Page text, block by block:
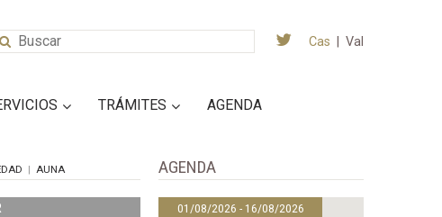
Cas Val
TRÁMITES AGENDA
AUNA AGENDA
01/08/2026 - 16/08/2026